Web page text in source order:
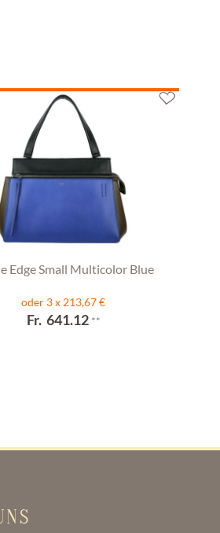
Edge Small Multicolor Blue
oder 3 x 213,67 €
Fr. 641.12**